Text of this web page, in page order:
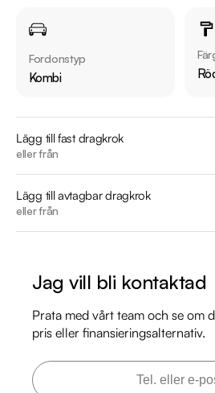
Besiktigad till och med 2026-07-31
Endast 3 tidigare brukare
Möjlighet till 12-60 månaders garanti
Servicehistorik:
2013-09-24 - 1017 mil
2014-12-24 - 2196 mil
2015-10-19 - 3617 mil
2016-10-07 - 3902 mil
2017-05-05 - 4041 mil
2021-11-12 - 4707 mil
2025-07-09 - 5699 mil
Besök
https://www.riddermarkbil.se/kopa-
Fordonstyp
Kombi
Lägg till fast dragkrok
eller från
Lägg till avtagbar dragkrok
eller från
Jag vill bli kontaktad
Prata med vårt team och se om
pris eller finansieringsalternativ.